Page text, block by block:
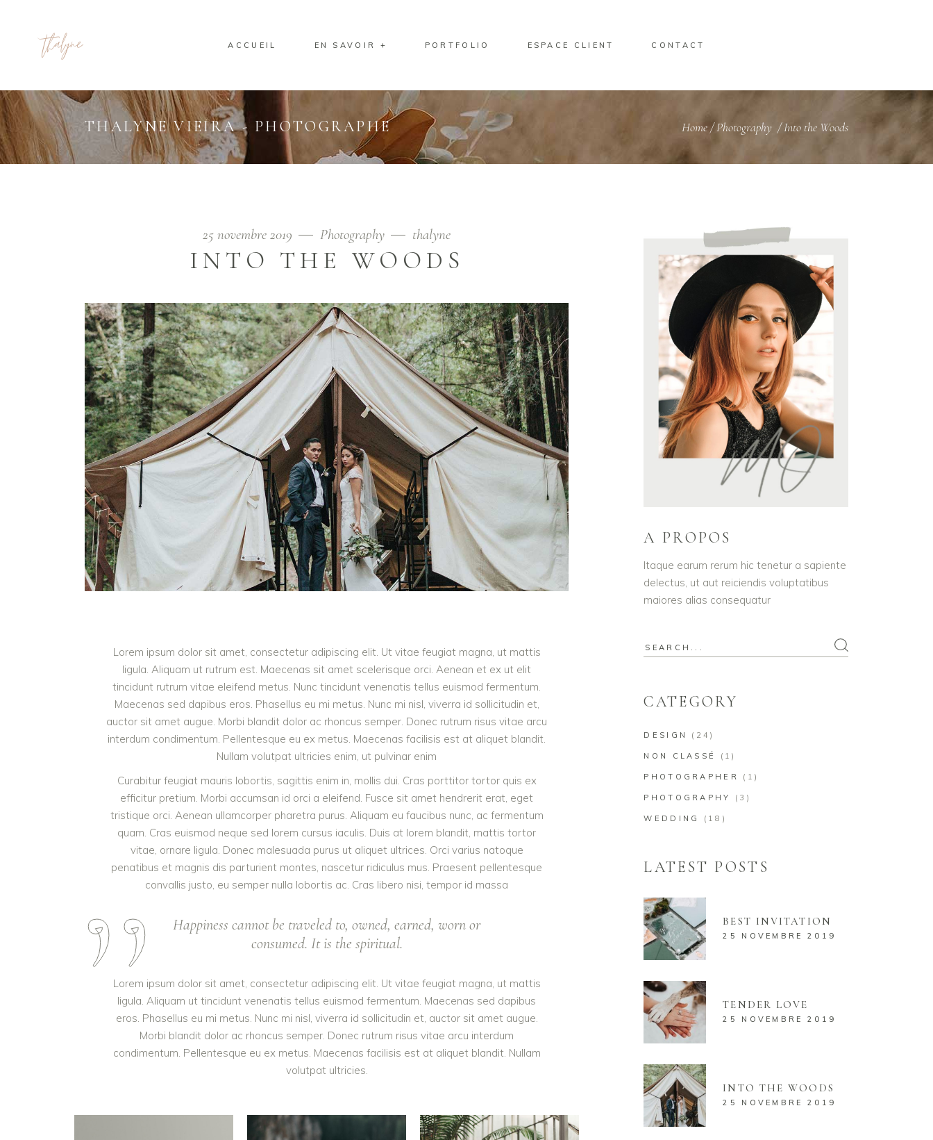
ACCUEIL EN SAVOIR + PORTFOLIO ESPACE CLIENT CONTACT
THALYNE VIEIRA - PHOTOGRAPHE Home/Photography /Into the Woods
25 novembre 2019 Photography thalyne
INTO THE WOODS
Lorem ipsum dolor sit amet, consectetur adipiscing elit. Ut vitae feugiat magna, ut mattis
ligula. Aliquam ut rutrum est. Maecenas sit amet scelerisque orci. Aenean et ex ut elit
tincidunt rutrum vitae eleifend metus. Nunc tincidunt venenatis tellus euismod fermentum.
Maecenas sed dapibus eros. Phasellus eu mi metus. Nunc mi nisl, viverra id sollicitudin et,
auctor sit amet augue. Morbi blandit dolor ac rhoncus semper. Donec rutrum risus vitae arcu
interdum condimentum. Pellentesque eu ex metus. Maecenas facilisis est at aliquet blandit.
Nullam volutpat ultricies enim, ut pulvinar enim
Curabitur feugiat mauris lobortis, sagittis enim in, mollis dui. Cras porttitor tortor quis ex
efficitur pretium. Morbi accumsan id orci a eleifend. Fusce sit amet hendrerit erat, eget
tristique orci. Aenean ullamcorper pharetra purus. Aliquam eu faucibus nunc, ac fermentum
quam. Cras euismod neque sed lorem cursus iaculis. Duis at lorem blandit, mattis tortor
vitae, ornare ligula. Donec malesuada purus ut aliquet ultrices. Orci varius natoque
penatibus et magnis dis parturient montes, nascetur ridiculus mus. Praesent pellentesque
convallis justo, eu semper nulla lobortis ac. Cras libero nisi, tempor id massa
Happiness cannot be traveled to, owned, earned, worn or
consumed. It is the spiritual.
Lorem ipsum dolor sit amet, consectetur adipiscing elit. Ut vitae feugiat magna, ut mattis
ligula. Aliquam ut tincidunt venenatis tellus euismod fermentum. Maecenas sed dapibus
eros. Phasellus eu mi metus. Nunc mi nisl, viverra id sollicitudin et, auctor sit amet augue.
Morbi blandit dolor ac rhoncus semper. Donec rutrum risus vitae arcu interdum
condimentum. Pellentesque eu ex metus. Maecenas facilisis est at aliquet blandit. Nullam
volutpat ultricies.
A PROPOS
Itaque earum rerum hic tenetur a sapiente
delectus, ut aut reiciendis voluptatibus
maiores alias consequatur
Search
CATEGORY
DESIGN (24)
NON CLASSÉ (1)
PHOTOGRAPHER (1)
PHOTOGRAPHY (3)
WEDDING (18)
LATEST POSTS
BEST INVITATION
25 NOVEMBRE 2019
TENDER LOVE
25 NOVEMBRE 2019
INTO THE WOODS
25 NOVEMBRE 2019